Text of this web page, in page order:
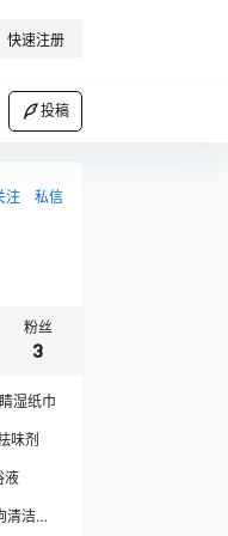
快速注册
投稿
注 私信
粉丝
3
湿纸巾
味剂
液
清洁口